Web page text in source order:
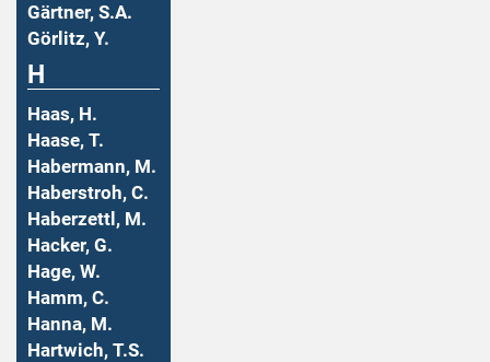
Gärtner, S.A.
Görlitz, Y.
H
Haas, H.
Haase, T.
Habermann, M.
Haberstroh, C.
Haberzettl, M.
Hacker, G.
Hage, W.
Hamm, C.
Hanna, M.
Hartwich, T.S.